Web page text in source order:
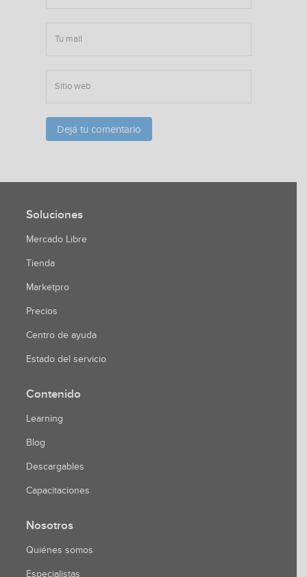
Soluciones
Mercado Libre
Tienda
Marketpro
Precios
Centro de ayuda
Estado del servicio
Contenido
Learning
Blog
Descargables
Capacitaciones
Nosotros
Quiénes somos
Especialistas